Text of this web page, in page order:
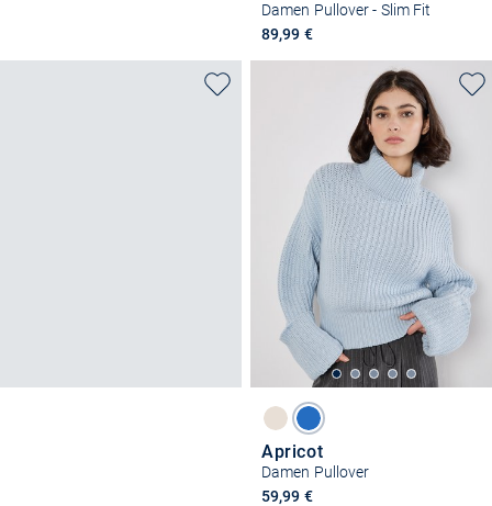
Damen Pullover - Slim Fit
89,99 €
Apricot
Damen Pullover
59,99 €